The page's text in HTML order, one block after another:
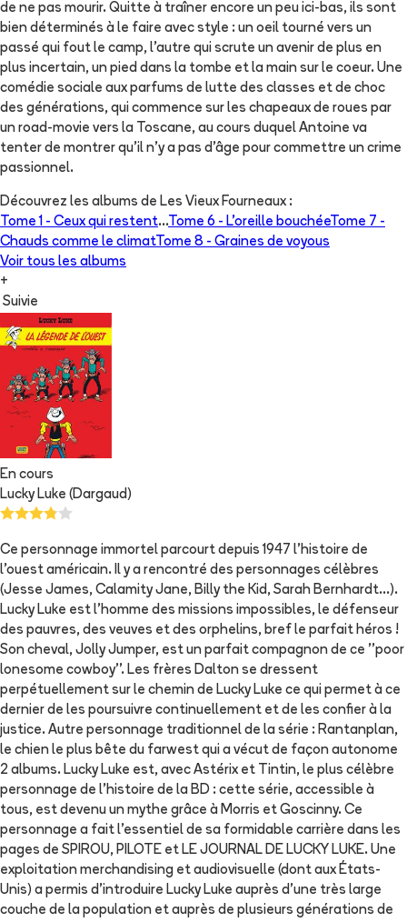
de ne pas mourir. Quitte à traîner encore un peu ici-bas, ils sont
bien déterminés à le faire avec style : un oeil tourné vers un
passé qui fout le camp, l'autre qui scrute un avenir de plus en
plus incertain, un pied dans la tombe et la main sur le coeur. Une
comédie sociale aux parfums de lutte des classes et de choc
des générations, qui commence sur les chapeaux de roues par
un road-movie vers la Toscane, au cours duquel Antoine va
tenter de montrer qu'il n'y a pas d'âge pour commettre un crime
passionnel.
Découvrez les albums de Les Vieux Fourneaux :
Tome 1 - Ceux qui restent...Tome 6 - L'oreille bouchéeTome 7 -
Chauds comme le climatTome 8 - Graines de voyous
Voir tous les albums
+
Suivie
En cours
Lucky Luke (Dargaud)
Ce personnage immortel parcourt depuis 1947 l'histoire de
l'ouest américain. Il y a rencontré des personnages célèbres
(Jesse James, Calamity Jane, Billy the Kid, Sarah Bernhardt...).
Lucky Luke est l'homme des missions impossibles, le défenseur
des pauvres, des veuves et des orphelins, bref le parfait héros !
Son cheval, Jolly Jumper, est un parfait compagnon de ce ''poor
lonesome cowboy''. Les frères Dalton se dressent
perpétuellement sur le chemin de Lucky Luke ce qui permet à ce
dernier de les poursuivre continuellement et de les confier à la
justice. Autre personnage traditionnel de la série : Rantanplan,
le chien le plus bête du farwest qui a vécut de façon autonome
2 albums. Lucky Luke est, avec Astérix et Tintin, le plus célèbre
personnage de l'histoire de la BD : cette série, accessible à
tous, est devenu un mythe grâce à Morris et Goscinny. Ce
personnage a fait l'essentiel de sa formidable carrière dans les
pages de SPIROU, PILOTE et LE JOURNAL DE LUCKY LUKE. Une
exploitation merchandising et audiovisuelle (dont aux États-
Unis) a permis d'introduire Lucky Luke auprès d'une très large
couche de la population et auprès de plusieurs générations de